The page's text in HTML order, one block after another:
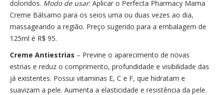
doloridos. Modo de usar: Aplicar o Perfecta Pharmacy Mama
Creme Bálsamo para os seios uma ou duas vezes ao dia,
massageando a região. Preço sugerido para a embalagem de
125ml é R$ 95.
Creme Antiestrias – Previne o aparecimento de novas
estrias e reduz o comprimento, profundidade e visibilidade das
já existentes. Possui vitaminas E, C e F, que hidratam e
suavizam a pele. Aumenta a elasticidade e resistência da pele.